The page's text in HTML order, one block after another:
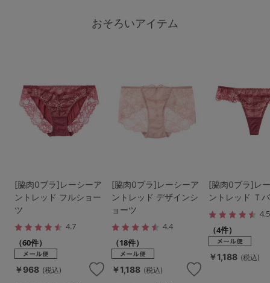
おそろいアイテム
[脇肉0ブラ]レーシーア
ントレッド フルショー
ツ
4.7
（60件）
￥968 (税込)
[脇肉0ブラ]レーシーア
ントレッド デザインシ
ョーツ
4.4
（18件）
￥1,188 (税込)
[脇肉0ブラ]レ
ントレッド Ｔ
4.5
（4件）
￥1,188 (税込)